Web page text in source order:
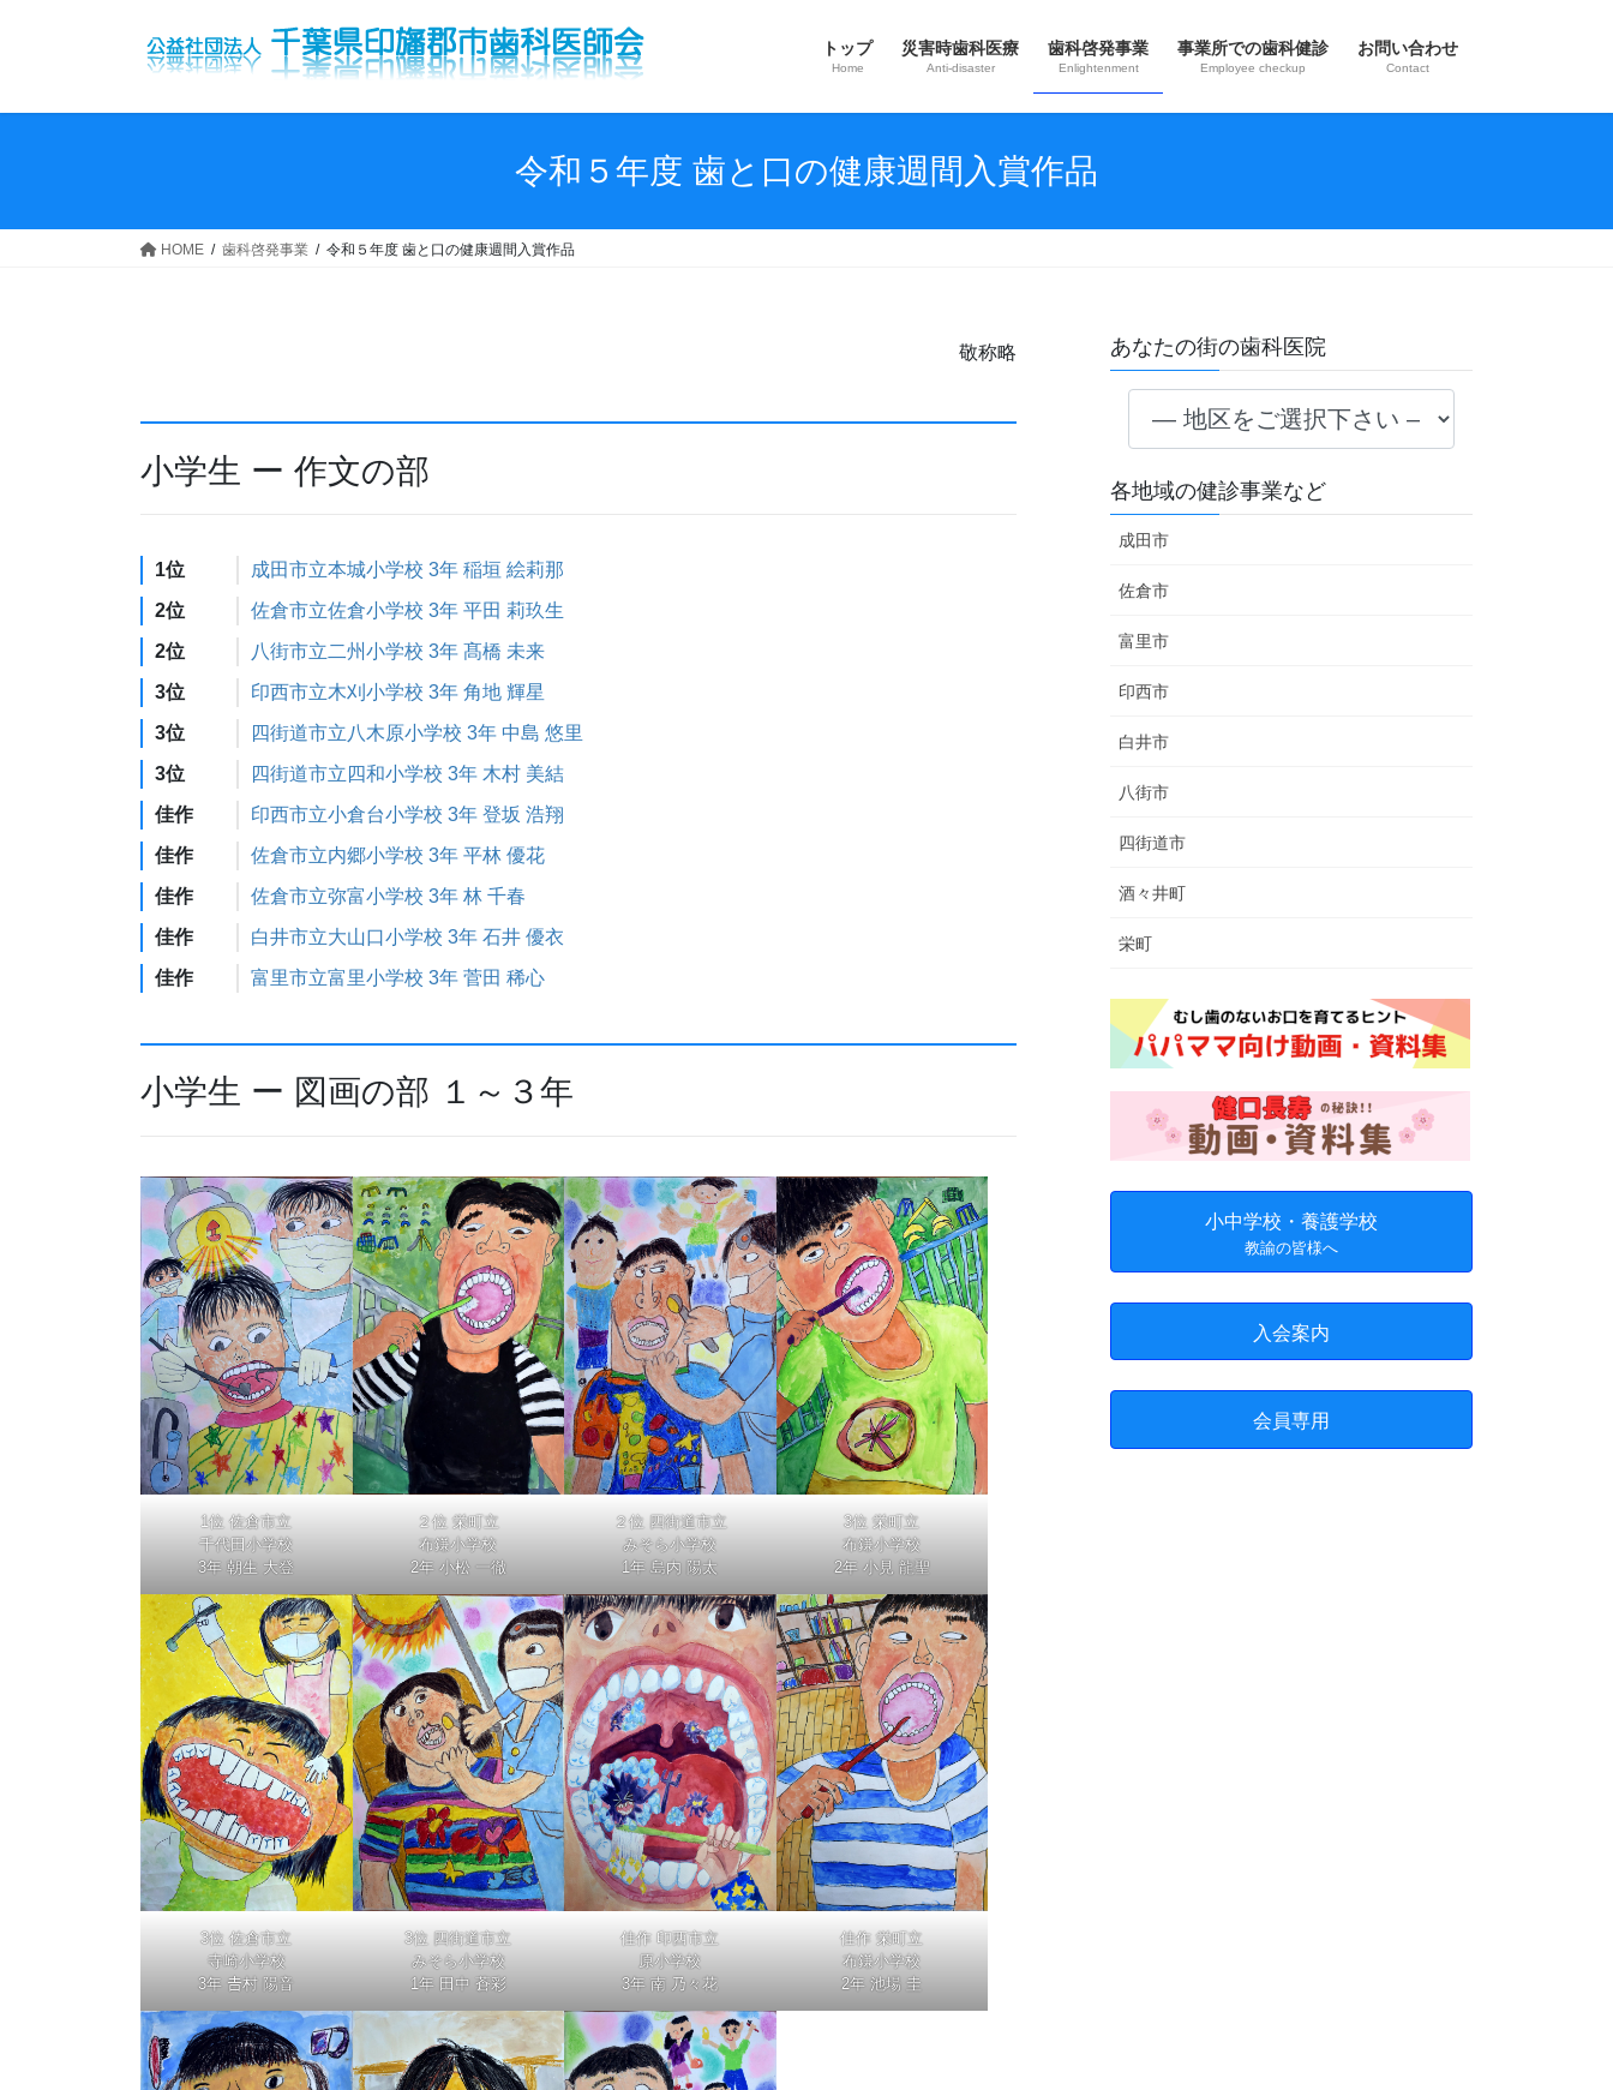
トップ
Home
災害時歯科医療
Anti‐disaster
歯科啓発事業
Enlightenment
事業所での歯科健診
Employee checkup
お問い合わせ
Contact
令和５年度 歯と口の健康週間入賞作品
HOME 歯科啓発事業 令和５年度 歯と口の健康週間入賞作品
敬称略
小学生 ー 作文の部
1位
成田市立本城小学校 3年 稲垣 絵莉那
2位
佐倉市立佐倉小学校 3年 平田 莉玖生
2位
八街市立二州小学校 3年 髙橋 未来
3位
印西市立木刈小学校 3年 ⻆地 輝星
3位
四街道市立八木原小学校 3年 中島 悠里
3位
四街道市立四和小学校 3年 木村 美結
佳作
印西市立小倉台小学校 3年 登坂 浩翔
佳作
佐倉市立内郷小学校 3年 平林 優花
佳作
佐倉市立弥富小学校 3年 林 千春
佳作
白井市立大山口小学校 3年 石井 優衣
佳作
富里市立富里小学校 3年 菅田 稀心
小学生 ー 図画の部 １～３年
1位 佐倉市立
千代田小学校
3年 朝生 大登
２位 栄町立
布鎌小学校
2年 小松 一徹
２位 四街道市立
みそら小学校
1年 島内 陽太
3位 栄町立
布鎌小学校
2年 小見 龍聖
3位 佐倉市立
寺崎小学校
3年 𠮷村 陽音
3位 四街道市立
みそら小学校
1年 田中 蒼彩
佳作 印西市立
原小学校
3年 南 乃々花
佳作 栄町立
布鎌小学校
2年 池場 圭
あなたの街の歯科医院
各地域の健診事業など
成田市
佐倉市
富里市
印西市
白井市
八街市
四街道市
酒々井町
栄町
小中学校・養護学校
教諭の皆様へ
入会案内
会員専用